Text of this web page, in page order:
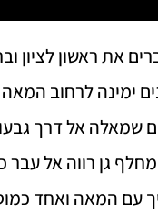
ימינה לרחוב
שמאלה אל דרך
עם המאה ואחד